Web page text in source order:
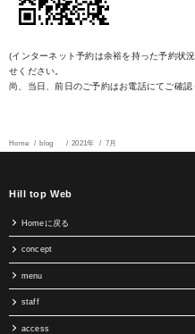
(インターネット予約は余裕を持った予約状
せください。
尚、当日、前日のご予約はお電話にてご確認
Home blog 2021年 7月
Hill top Web
Homeに戻る
concept
menu
staff
access